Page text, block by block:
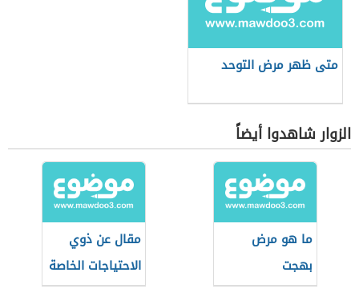
متى ظهر مرض التوحد
الزوار شاهدوا أيضاً
ما هو مرض
بهجت
مقال عن ذوي
الاحتياجات الخاصة